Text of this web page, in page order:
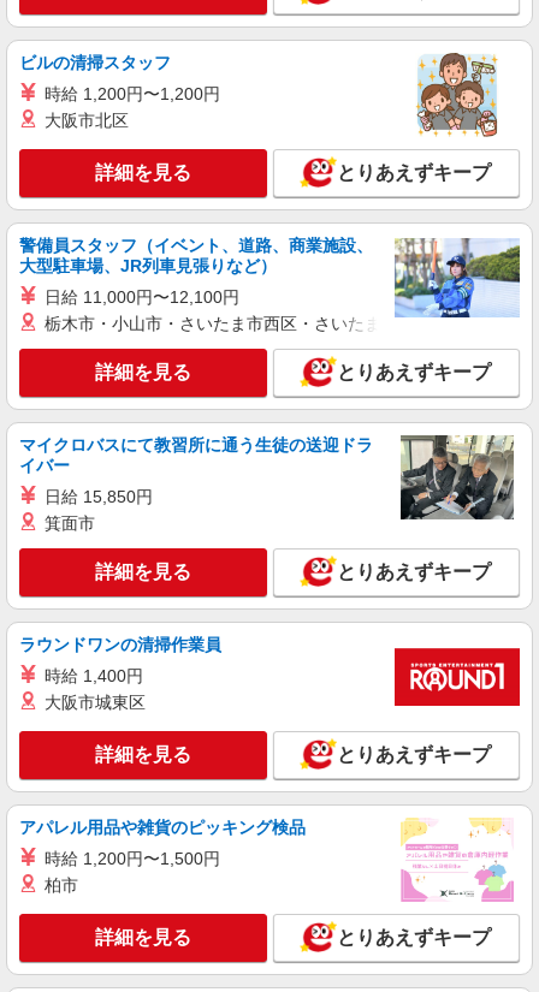
ビルの清掃スタッフ
時給 1,200円〜1,200円
大阪市北区
詳細を見る とりあえずキープ
警備員スタッフ（イベント、道路、商業施設、
大型駐車場、JR列車見張りなど）
日給 11,000円〜12,100円
栃木市・小山市・さいたま市西区・さいたま市岩槻区・久喜市・
詳細を見る とりあえずキープ
マイクロバスにて教習所に通う生徒の送迎ドラ
イバー
日給 15,850円
箕面市
詳細を見る とりあえずキープ
ラウンドワンの清掃作業員
時給 1,400円
大阪市城東区
詳細を見る とりあえずキープ
アパレル用品や雑貨のピッキング検品
時給 1,200円〜1,500円
柏市
詳細を見る とりあえずキープ